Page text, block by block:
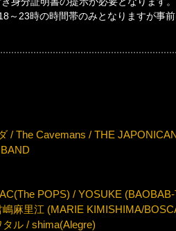
23時の時間帯のみとなりますが事
/ The Cavemans / THE
POPS) / YOSUKE
麻里江 (MARIE KIMISHIMA/
ル / shima(Alegre)